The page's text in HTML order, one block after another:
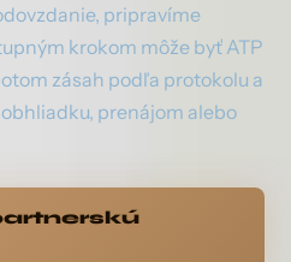
pripravíme
krokom môže byť ATP
zásah podľa protokolu a
prenájom alebo